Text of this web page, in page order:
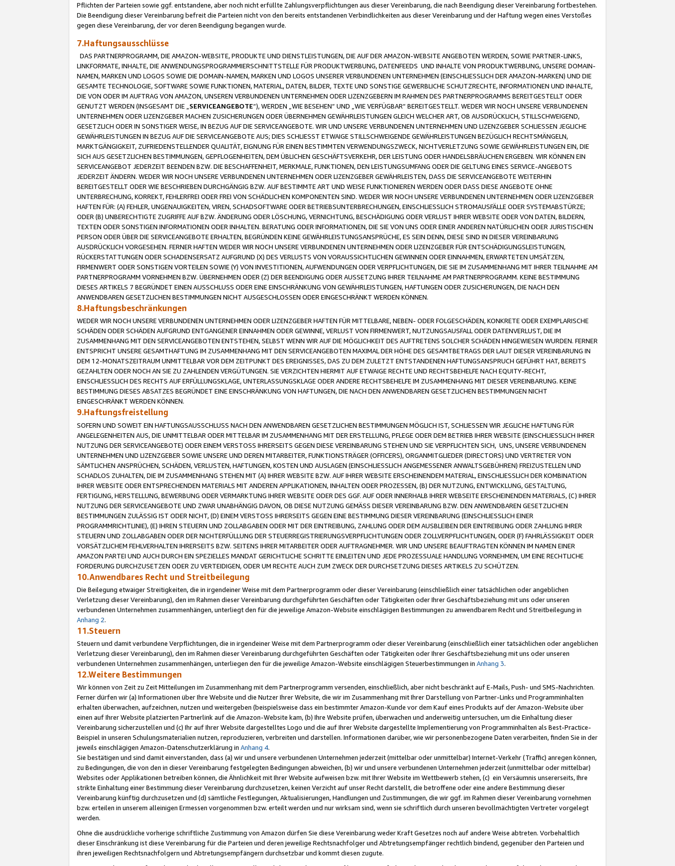
Pflichten der Parteien sowie ggf. entstandene, aber noch nicht erfüllte Zahlungsverpflichtungen aus dieser Vereinbarung, die nach Beendigung dieser Vereinbarung fortbestehen.
Die Beendigung dieser Vereinbarung befreit die Parteien nicht von den bereits entstandenen Verbindlichkeiten aus dieser Vereinbarung und der Haftung wegen eines Verstoßes
gegen diese Vereinbarung, der vor deren Beendigung begangen wurde.
7.Haftungsausschlüsse
DAS PARTNERPROGRAMM, DIE AMAZON-WEBSITE, PRODUKTE UND DIENSTLEISTUNGEN, DIE AUF DER AMAZON-WEBSITE ANGEBOTEN WERDEN, SOWIE PARTNER-LINKS,
LINKFORMATE, INHALTE, DIE ANWENDUNGSPROGRAMMIERSCHNITTSTELLE FÜR PRODUKTWERBUNG, DATENFEEDS UND INHALTE VON PRODUKTWERBUNG, UNSERE DOMAIN-
NAMEN, MARKEN UND LOGOS SOWIE DIE DOMAIN-NAMEN, MARKEN UND LOGOS UNSERER VERBUNDENEN UNTERNEHMEN (EINSCHLIESSLICH DER AMAZON-MARKEN) UND DIE
GESAMTE TECHNOLOGIE, SOFTWARE SOWIE FUNKTIONEN, MATERIAL, DATEN, BILDER, TEXTE UND SONSTIGE GEWERBLICHE SCHUTZRECHTE, INFORMATIONEN UND INHALTE,
DIE VON ODER IM AUFTRAG VON AMAZON, UNSEREN VERBUNDENEN UNTERNEHMEN ODER LIZENZGEBERN IM RAHMEN DES PARTNERPROGRAMMS BEREITGESTELLT ODER
GENUTZT WERDEN (INSGESAMT DIE „ SERVICEANGEBOTE“), WERDEN „WIE BESEHEN“ UND „WIE VERFÜGBAR“ BEREITGESTELLT. WEDER WIR NOCH UNSERE VERBUNDENEN
UNTERNEHMEN ODER LIZENZGEBER MACHEN ZUSICHERUNGEN ODER ÜBERNEHMEN GEWÄHRLEISTUNGEN GLEICH WELCHER ART, OB AUSDRÜCKLICH, STILLSCHWEIGEND,
GESETZLICH ODER IN SONSTIGER WEISE, IN BEZUG AUF DIE SERVICEANGEBOTE. WIR UND UNSERE VERBUNDENEN UNTERNEHMEN UND LIZENZGEBER SCHLIESSEN JEGLICHE
GEWÄHRLEISTUNGEN IN BEZUG AUF DIE SERVICEANGEBOTE AUS; DIES SCHLIESST ETWAIGE STILLSCHWEIGENDE GEWÄHRLEISTUNGEN BEZÜGLICH RECHTSMÄNGELN,
MARKTGÄNGIGKEIT, ZUFRIEDENSTELLENDER QUALITÄT, EIGNUNG FÜR EINEN BESTIMMTEN VERWENDUNGSZWECK, NICHTVERLETZUNG SOWIE GEWÄHRLEISTUNGEN EIN, DIE
SICH AUS GESETZLICHEN BESTIMMUNGEN, GEPFLOGENHEITEN, DEM ÜBLICHEN GESCHÄFTSVERKEHR, DER LEISTUNG ODER HANDELSBRÄUCHEN ERGEBEN. WIR KÖNNEN EIN
SERVICEANGEBOT JEDERZEIT BEENDEN BZW. DIE BESCHAFFENHEIT, MERKMALE, FUNKTIONEN, DEN LEISTUNGSUMFANG ODER DIE GELTUNG EINES SERVICE-ANGEBOTS
JEDERZEIT ÄNDERN. WEDER WIR NOCH UNSERE VERBUNDENEN UNTERNEHMEN ODER LIZENZGEBER GEWÄHRLEISTEN, DASS DIE SERVICEANGEBOTE WEITERHIN
BEREITGESTELLT ODER WIE BESCHRIEBEN DURCHGÄNGIG BZW. AUF BESTIMMTE ART UND WEISE FUNKTIONIEREN WERDEN ODER DASS DIESE ANGEBOTE OHNE
UNTERBRECHUNG, KORREKT, FEHLERFREI ODER FREI VON SCHÄDLICHEN KOMPONENTEN SIND. WEDER WIR NOCH UNSERE VERBUNDENEN UNTERNEHMEN ODER LIZENZGEBER
HAFTEN FÜR: (A) FEHLER, UNGENAUIGKEITEN, VIREN, SCHADSOFTWARE ODER BETRIEBSUNTERBRECHUNGEN, EINSCHLIESSLICH STROMAUSFÄLLE ODER SYSTEMABSTÜRZE;
ODER (B) UNBERECHTIGTE ZUGRIFFE AUF BZW. ÄNDERUNG ODER LÖSCHUNG, VERNICHTUNG, BESCHÄDIGUNG ODER VERLUST IHRER WEBSITE ODER VON DATEN, BILDERN,
TEXTEN ODER SONSTIGEN INFORMATIONEN ODER INHALTEN. BERATUNG ODER INFORMATIONEN, DIE SIE VON UNS ODER EINER ANDEREN NATÜRLICHEN ODER JURISTISCHEN
PERSON ODER ÜBER DIE SERVICEANGEBOTE ERHALTEN, BEGRÜNDEN KEINE GEWÄHRLEISTUNGSANSPRÜCHE, ES SEIN DENN, DIESE SIND IN DIESER VEREINBARUNG
AUSDRÜCKLICH VORGESEHEN. FERNER HAFTEN WEDER WIR NOCH UNSERE VERBUNDENEN UNTERNEHMEN ODER LIZENZGEBER FÜR ENTSCHÄDIGUNGSLEISTUNGEN,
RÜCKERSTATTUNGEN ODER SCHADENSERSATZ AUFGRUND (X) DES VERLUSTS VON VORAUSSICHTLICHEN GEWINNEN ODER EINNAHMEN, ERWARTETEN UMSÄTZEN,
FIRMENWERT ODER SONSTIGEN VORTEILEN SOWIE (Y) VON INVESTITIONEN, AUFWENDUNGEN ODER VERPFLICHTUNGEN, DIE SIE IM ZUSAMMENHANG MIT IHRER TEILNAHME AM
PARTNERPROGRAMM VORNEHMEN BZW. ÜBERNEHMEN ODER (Z) DER BEENDIGUNG ODER AUSSETZUNG IHRER TEILNAHME AM PARTNERPROGRAMM. KEINE BESTIMMUNG
DIESES ARTIKELS 7 BEGRÜNDET EINEN AUSSCHLUSS ODER EINE EINSCHRÄNKUNG VON GEWÄHRLEISTUNGEN, HAFTUNGEN ODER ZUSICHERUNGEN, DIE NACH DEN
ANWENDBAREN GESETZLICHEN BESTIMMUNGEN NICHT AUSGESCHLOSSEN ODER EINGESCHRÄNKT WERDEN KÖNNEN.
8.Haftungsbeschränkungen
WEDER WIR NOCH UNSERE VERBUNDENEN UNTERNEHMEN ODER LIZENZGEBER HAFTEN FÜR MITTELBARE, NEBEN- ODER FOLGESCHÄDEN, KONKRETE ODER EXEMPLARISCHE
SCHÄDEN ODER SCHÄDEN AUFGRUND ENTGANGENER EINNAHMEN ODER GEWINNE, VERLUST VON FIRMENWERT, NUTZUNGSAUSFALL ODER DATENVERLUST, DIE IM
ZUSAMMENHANG MIT DEN SERVICEANGEBOTEN ENTSTEHEN, SELBST WENN WIR AUF DIE MÖGLICHKEIT DES AUFTRETENS SOLCHER SCHÄDEN HINGEWIESEN WURDEN. FERNER
ENTSPRICHT UNSERE GESAMTHAFTUNG IM ZUSAMMENHANG MIT DEN SERVICEANGEBOTEN MAXIMAL DER HÖHE DES GESAMTBETRAGS DER LAUT DIESER VEREINBARUNG IN
DEM 12-MONATSZEITRAUM UNMITTELBAR VOR DEM ZEITPUNKT DES EREIGNISSES, DAS ZU DEM ZULETZT ENTSTANDENEN HAFTUNGSANSPRUCH GEFÜHRT HAT, BEREITS
GEZAHLTEN ODER NOCH AN SIE ZU ZAHLENDEN VERGÜTUNGEN. SIE VERZICHTEN HIERMIT AUF ETWAIGE RECHTE UND RECHTSBEHELFE NACH EQUITY-RECHT,
EINSCHLIESSLICH DES RECHTS AUF ERFÜLLUNGSKLAGE, UNTERLASSUNGSKLAGE ODER ANDERE RECHTSBEHELFE IM ZUSAMMENHANG MIT DIESER VEREINBARUNG. KEINE
BESTIMMUNG DIESES ABSATZES BEGRÜNDET EINE EINSCHRÄNKUNG VON HAFTUNGEN, DIE NACH DEN ANWENDBAREN GESETZLICHEN BESTIMMUNGEN NICHT
EINGESCHRÄNKT WERDEN KÖNNEN.
9.Haftungsfreistellung
SOFERN UND SOWEIT EIN HAFTUNGSAUSSCHLUSS NACH DEN ANWENDBAREN GESETZLICHEN BESTIMMUNGEN MÖGLICH IST, SCHLIESSEN WIR JEGLICHE HAFTUNG FÜR
ANGELEGENHEITEN AUS, DIE UNMITTELBAR ODER MITTELBAR IM ZUSAMMENHANG MIT DER ERSTELLUNG, PFLEGE ODER DEM BETRIEB IHRER WEBSITE (EINSCHLIESSLICH IHRER
NUTZUNG DER SERVICEANGEBOTE) ODER EINEM VERSTOSS IHRERSEITS GEGEN DIESE VEREINBARUNG STEHEN UND SIE VERPFLICHTEN SICH, UNS, UNSERE VERBUNDENEN
UNTERNEHMEN UND LIZENZGEBER SOWIE UNSERE UND DEREN MITARBEITER, FUNKTIONSTRÄGER (OFFICERS), ORGANMITGLIEDER (DIRECTORS) UND VERTRETER VON
SÄMTLICHEN ANSPRÜCHEN, SCHÄDEN, VERLUSTEN, HAFTUNGEN, KOSTEN UND AUSLAGEN (EINSCHLIESSLICH ANGEMESSENER ANWALTSGEBÜHREN) FREIZUSTELLEN UND
SCHADLOS ZUHALTEN, DIE IM ZUSAMMENHANG STEHEN MIT (A) IHRER WEBSITE BZW. AUF IHRER WEBSITE ERSCHEINENDEM MATERIAL, EINSCHLIESSLICH DER KOMBINATION
IHRER WEBSITE ODER ENTSPRECHENDEN MATERIALS MIT ANDEREN APPLIKATIONEN, INHALTEN ODER PROZESSEN, (B) DER NUTZUNG, ENTWICKLUNG, GESTALTUNG,
FERTIGUNG, HERSTELLUNG, BEWERBUNG ODER VERMARKTUNG IHRER WEBSITE ODER DES GGF. AUF ODER INNERHALB IHRER WEBSEITE ERSCHEINENDEN MATERIALS, (C) IHRER
NUTZUNG DER SERVICEANGEBOTE UND ZWAR UNABHÄNGIG DAVON, OB DIESE NUTZUNG GEMÄSS DIESER VEREINBARUNG BZW. DEN ANWENDBAREN GESETZLICHEN
BESTIMMUNGEN ZULÄSSIG IST ODER NICHT, (D) EINEM VERSTOSS IHRERSEITS GEGEN EINE BESTIMMUNG DIESER VEREINBARUNG (EINSCHLIESSLICH EINER
PROGRAMMRICHTLINIE), (E) IHREN STEUERN UND ZOLLABGABEN ODER MIT DER EINTREIBUNG, ZAHLUNG ODER DEM AUSBLEIBEN DER EINTREIBUNG ODER ZAHLUNG IHRER
STEUERN UND ZOLLABGABEN ODER DER NICHTERFÜLLUNG DER STEUERREGISTRIERUNGSVERPFLICHTUNGEN ODER ZOLLVERPFLICHTUNGEN, ODER (F) FAHRLÄSSIGKEIT ODER
VORSÄTZLICHEM FEHLVERHALTEN IHRERSEITS BZW. SEITENS IHRER MITARBEITER ODER AUFTRAGNEHMER. WIR UND UNSERE BEAUFTRAGTEN KÖNNEN IM NAMEN EINER
AMAZON PARTEI UND AUCH DURCH EIN SPEZIELLES MANDAT GERICHTLICHE SCHRITTE EINLEITEN UND JEDE PROZESSUALE HANDLUNG VORNEHMEN, UM EINE RECHTLICHE
FORDERUNG DURCHZUSETZEN ODER ZU VERTEIDIGEN, ODER UM RECHTE AUCH ZUM ZWECK DER DURCHSETZUNG DIESES ARTIKELS ZU SCHÜTZEN.
10.Anwendbares Recht und Streitbeilegung
Die Beilegung etwaiger Streitigkeiten, die in irgendeiner Weise mit dem Partnerprogramm oder dieser Vereinbarung (einschließlich einer tatsächlichen oder angeblichen
Verletzung dieser Vereinbarung), den im Rahmen dieser Vereinbarung durchgeführten Geschäften oder Tätigkeiten oder Ihrer Geschäftsbeziehung mit uns oder unseren
verbundenen Unternehmen zusammenhängen, unterliegt den für die jeweilige Amazon-Website einschlägigen Bestimmungen zu anwendbarem Recht und Streitbeilegung in
Anhang 2.
11.Steuern
Steuern und damit verbundene Verpflichtungen, die in irgendeiner Weise mit dem Partnerprogramm oder dieser Vereinbarung (einschließlich einer tatsächlichen oder angeblichen
Verletzung dieser Vereinbarung), den im Rahmen dieser Vereinbarung durchgeführten Geschäften oder Tätigkeiten oder Ihrer Geschäftsbeziehung mit uns oder unseren
verbundenen Unternehmen zusammenhängen, unterliegen den für die jeweilige Amazon-Website einschlägigen Steuerbestimmungen in Anhang 3.
12.Weitere Bestimmungen
Wir können von Zeit zu Zeit Mitteilungen im Zusammenhang mit dem Partnerprogramm versenden, einschließlich, aber nicht beschränkt auf E-Mails, Push- und SMS-Nachrichten.
Ferner dürfen wir (a) Informationen über Ihre Website und die Nutzer Ihrer Website, die wir im Zusammenhang mit Ihrer Darstellung von Partner-Links und Programminhalten
erhalten überwachen, aufzeichnen, nutzen und weitergeben (beispielsweise dass ein bestimmter Amazon-Kunde vor dem Kauf eines Produkts auf der Amazon-Website über
einen auf Ihrer Website platzierten Partnerlink auf die Amazon-Website kam, (b) Ihre Website prüfen, überwachen und anderweitig untersuchen, um die Einhaltung dieser
Vereinbarung sicherzustellen und (c) Ihr auf Ihrer Website dargestelltes Logo und die auf Ihrer Website dargestellte Implementierung von Programminhalten als Best-Practice-
Beispiel in unseren Schulungsmaterialien nutzen, reproduzieren, verbreiten und darstellen. Informationen darüber, wie wir personenbezogene Daten verarbeiten, finden Sie in der
jeweils einschlägigen Amazon-Datenschutzerklärung in Anhang 4.
Sie bestätigen und sind damit einverstanden, dass (a) wir und unsere verbundenen Unternehmen jederzeit (mittelbar oder unmittelbar) Internet-Verkehr (Traffic) anregen können,
zu Bedingungen, die von den in dieser Vereinbarung festgelegten Bedingungen abweichen, (b) wir und unsere verbundenen Unternehmen jederzeit (unmittelbar oder mittelbar)
Websites oder Applikationen betreiben können, die Ähnlichkeit mit Ihrer Website aufweisen bzw. mit Ihrer Website im Wettbewerb stehen, (c) ein Versäumnis unsererseits, Ihre
strikte Einhaltung einer Bestimmung dieser Vereinbarung durchzusetzen, keinen Verzicht auf unser Recht darstellt, die betroffene oder eine andere Bestimmung dieser
Vereinbarung künftig durchzusetzen und (d) sämtliche Festlegungen, Aktualisierungen, Handlungen und Zustimmungen, die wir ggf. im Rahmen dieser Vereinbarung vornehmen
bzw. erteilen in unserem alleinigen Ermessen vorgenommen bzw. erteilt werden und nur wirksam sind, wenn sie schriftlich durch unseren bevollmächtigten Vertreter vorgelegt
werden.
Ohne die ausdrückliche vorherige schriftliche Zustimmung von Amazon dürfen Sie diese Vereinbarung weder Kraft Gesetzes noch auf andere Weise abtreten. Vorbehaltlich
dieser Einschränkung ist diese Vereinbarung für die Parteien und deren jeweilige Rechtsnachfolger und Abtretungsempfänger rechtlich bindend, gegenüber den Parteien und
ihren jeweiligen Rechtsnachfolgern und Abtretungsempfängern durchsetzbar und kommt diesen zugute.